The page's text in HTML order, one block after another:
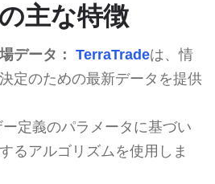
主な特徴
データ： TerraTradeは、情
定のための最新データを提供
ー定義のパラメータに基づい
るアルゴリズムを使用しま